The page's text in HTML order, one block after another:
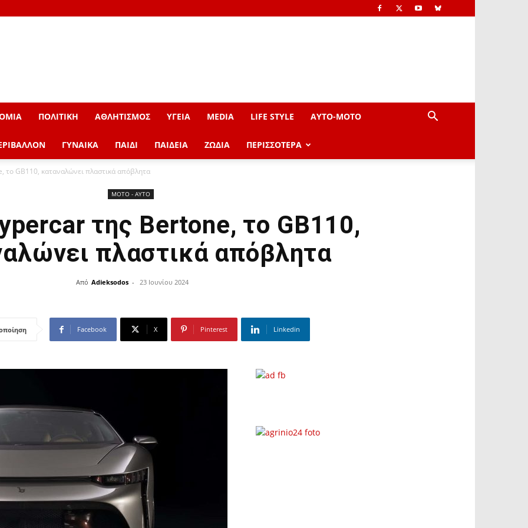
ΠΟΛΙΤΙΚΗ ΑΘΛΗΤΙΣΜΟΣ ΥΓΕΙΑ MEDIA LIFE STYLE AYTO-ΜOTO
ΓΥΝΑΙΚΑ ΠΑΙΔΙ ΠΑΙΔΕΙΑ ΖΩΔΙΑ ΠΕΡΙΣΣΟΤΕΡΑ
το GB110, καταναλώνει πλαστικά απόβλητα
ΜOTO - AYTO
της Bertone, το GB110,
πλαστικά απόβλητα
Από Adieksodos - 23 Ιουνίου 2024
Facebook X Pinterest Linkedin